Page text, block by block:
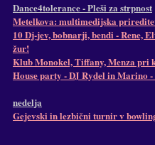
Dance4tolerance - Pleši za strpnost
Metelkova: multimedijska
10 Dj-jev, bobnarji, bendi - Rene,
žur!
Klub Monokel, Tiffany, Menza pri
House party - DJ Rydel in Marino
nedelja
Gejevski in lezbični turnir v